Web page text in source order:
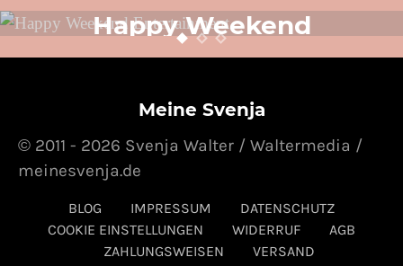
Happy Weekend
Entertainment
Meine Svenja
BLOG IMPRESSUM
DATENSCHUTZ
COOKIE EINSTELLUNGEN
WIDERRUF
AGB
ZAHLUNGSWEISEN
VERSAND
© 2011 - 2026 Svenja Walter / Waltermedia /
meinesvenja.de